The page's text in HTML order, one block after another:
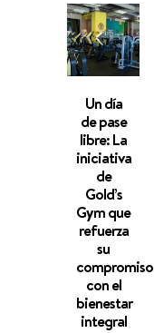
Un día
de pase
libre: La
iniciativa
de
Gold’s
Gym que
refuerza
su
compromiso
con el
bienestar
integral